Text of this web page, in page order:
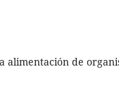
alimentación de